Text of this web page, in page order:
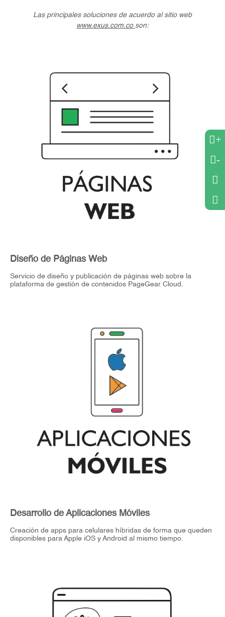
Las principales soluciones de acuerdo al sitio web
www.exus.com.co son:
Diseño de Páginas Web
Servicio de diseño y publicación de páginas web sobre la
plataforma de gestión de contenidos PageGear Cloud.
Desarrollo de Aplicaciones Móviles
Creación de apps para celulares híbridas de forma que queden
disponibles para Apple iOS y Android al mismo tiempo.
+
-